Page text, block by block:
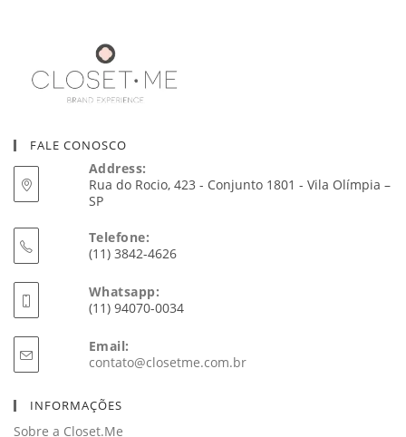
FALE CONOSCO
Address:
Rua do Rocio, 423 - Conjunto 1801 - Vila Olímpia –
SP
Telefone:
(11) 3842-4626
Whatsapp:
(11) 94070-0034
Email:
contato@closetme.com.brAbre
INFORMAÇÕES
Sobre a Closet.Me